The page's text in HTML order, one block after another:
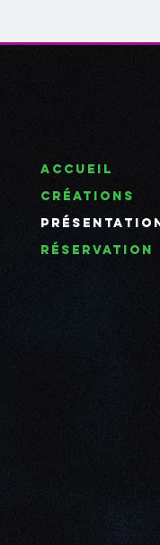
ACCUEIL
CRÉATIONS
Réservation